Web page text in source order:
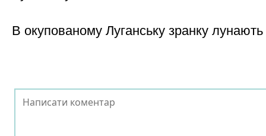
В окупованому Луганську зранку